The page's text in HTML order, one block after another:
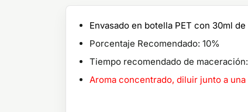
Envasado en botella PET con 30ml de
Porcentaje Recomendado: 10%
Tiempo recomendado de
Aroma concentrado, diluir junto a una